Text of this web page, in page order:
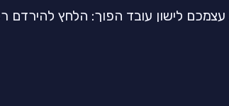
לישון עובד הפוך: הלחץ להירדם